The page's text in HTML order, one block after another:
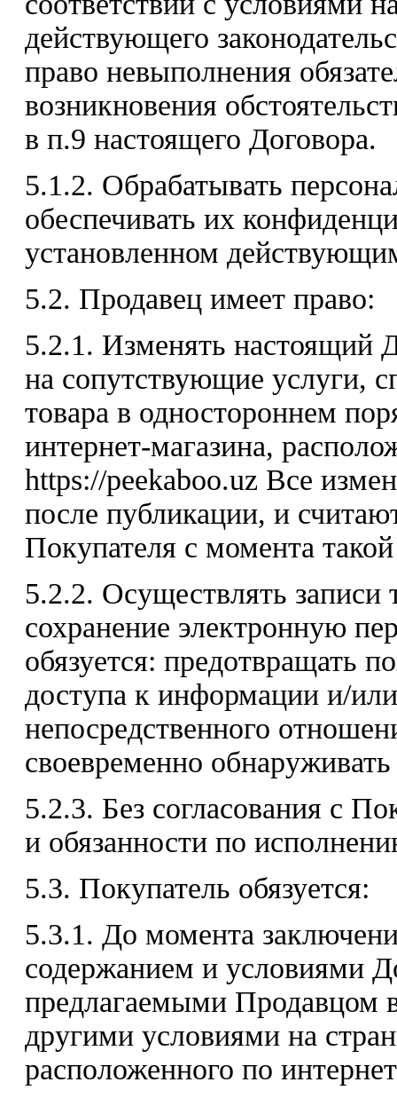
действующего
право невыполнения
возникновения
в п.9 настоящего Договора.
5.1.2. Обрабатывать
обеспечивать их
установленном
5.2. Продавец имеет право:
5.2.1. Изменять настоящий
на сопутствующие услуги,
товара в одностороннем
интернет-магазина,
https://peekaboo.uz Все
после публикации, и
Покупателя с момента
5.2.2. Осуществлять записи
сохранение электронную
обязуется: предотвращать
доступа к информации и/
непосредственного
своевременно
5.2.3. Без согласования с
и обязанности по
5.3. Покупатель обязуется:
5.3.1. До момента
содержанием и условиями
предлагаемыми Продавцом
другими условиями на
расположенного по